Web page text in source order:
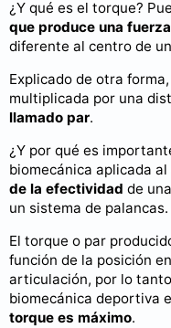
¿Y qué es el torque?
que produce una fuerza
diferente al centro de
Explicado de otra
multiplicada por una
llamado par.
¿Y por qué es
biomecánica aplicada
de la efectividad de
un sistema de palancas.
El torque o par
función de la posición
articulación, por lo
biomecánica deportiva
torque es máximo.